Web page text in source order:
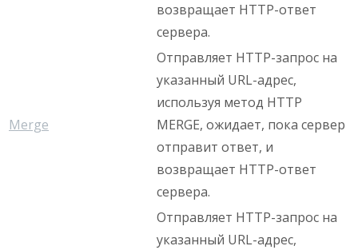
возвращает HTTP-ответ
сервера.
Merge
Отправляет HTTP-запрос на
указанный URL-адрес,
используя метод HTTP
MERGE, ожидает, пока сервер
отправит ответ, и
возвращает HTTP-ответ
сервера.
Отправляет HTTP-запрос на
указанный URL-адрес,